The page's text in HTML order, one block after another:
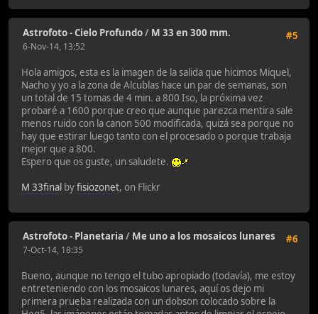
#5
Astrofoto - Cielo Profundo/ M 33 en 300 mm.
6-Nov-14, 13:52
Hola amigos, esta es la imagen de la salida que hicimos Miquel,
Nacho y yo a la zona de Alcublas hace un par de semanas, son
un total de 15 tomas de 4 min. a 800 Iso, la próxima vez
probaré a 1600 porque creo que aunque parezca mentira sale
menos ruido con la canon 500 modificada, quizá sea porque no
hay que estirar luego tanto con el procesado o porque trabaja
mejor que a 800.
Espero que os guste, un saludete.
M 33final byfisiozonet, on Flickr
#6
Astrofoto - Planetaria / Me uno a los mosaicos lunares
7-Oct-14, 18:35
Bueno, aunque no tengo el tubo apropiado (todavía), me estoy
entreteniendo con los mosaicos lunares, aquí os dejo mi
primera prueba realizada con un dobson colocado sobre la